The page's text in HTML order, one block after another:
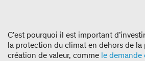
C’est pourquoi il est important
la protection du climat en dehors de la
création de valeur, comme le demande